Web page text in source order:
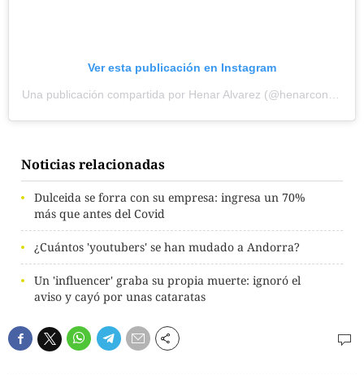
Ver esta publicación en Instagram
Una publicación compartida por Henar Alvarez (@henarconh_)
Noticias relacionadas
Dulceida se forra con su empresa: ingresa un 70%
más que antes del Covid
¿Cuántos 'youtubers' se han mudado a Andorra?
Un 'influencer' graba su propia muerte: ignoró el
aviso y cayó por unas cataratas